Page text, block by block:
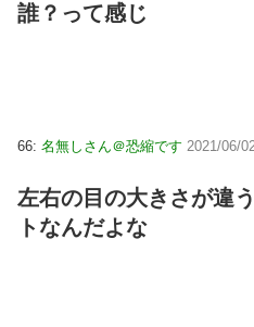
誰？って感じ
66: 名無しさん＠恐縮です 2021/06/
左右の目の大きさが違
トなんだよな